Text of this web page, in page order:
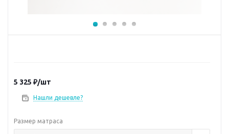
5 325 ₽/шт
Нашли дешевле?
Размер матраса